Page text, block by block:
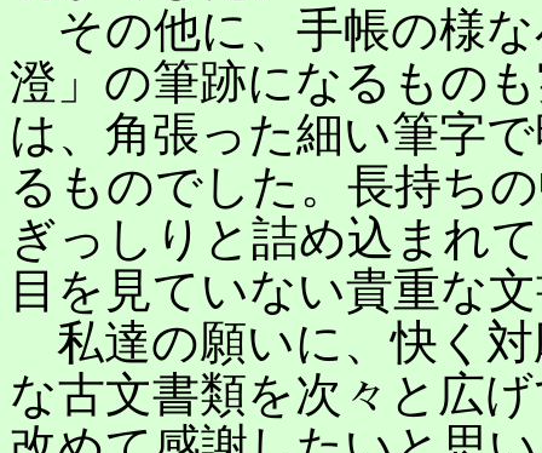
その他に、手帳の様
澄」の筆跡になるもの
は、角張った細い筆字
るものでした。長持ち
ぎっしりと詰め込まれ
目を見ていない貴重な
私達の願いに、快く
な古文書類を次々と広